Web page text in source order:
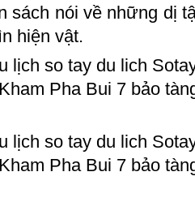
sách nói về những dị
hiện vật.